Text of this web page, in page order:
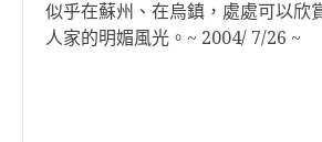
似乎在蘇州、在烏鎮，處處可以欣
人家的明媚風光。~ 2004/ 7/26 ~